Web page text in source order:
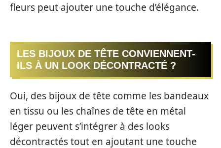
fleurs peut ajouter une touche d’élégance.
LES BIJOUX DE TÊTE CONVIENNENT-
ILS À UN LOOK DÉCONTRACTÉ ?
Oui, des bijoux de tête comme les bandeaux
en tissu ou les chaînes de tête en métal
léger peuvent s’intégrer à des looks
décontractés tout en ajoutant une touche